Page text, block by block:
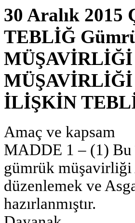
30 Aralık 2015
TEBLİĞ
MÜŞAVİRLİĞİ
İLİŞKİN
Amaç ve kapsam
MADDE 1 – (1)
gümrük müşavirliği
düzenlemek ve
hazırlanmıştır.